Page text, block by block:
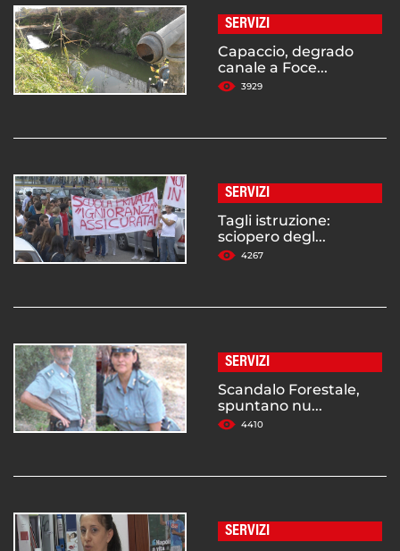
SERVIZI
Capaccio, degrado
canale a Foce...
3929
SERVIZI
Tagli istruzione:
sciopero degl...
4267
SERVIZI
Scandalo Forestale,
spuntano nu...
4410
SERVIZI